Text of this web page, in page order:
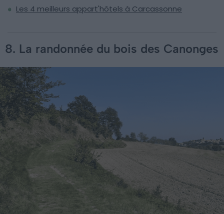
Les 4 meilleurs appart'hôtels à Carcassonne
8. La randonnée du bois des Canonges